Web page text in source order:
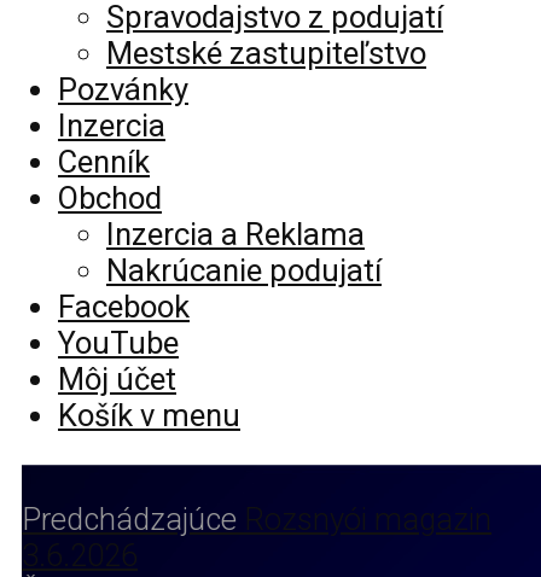
Spravodajstvo z podujatí
Mestské zastupiteľstvo
Pozvánky
Inzercia
Cenník
Obchod
Inzercia a Reklama
Nakrúcanie podujatí
Facebook
YouTube
Môj účet
Košík v menu
Predchádzajúce Rozsnyói magazin